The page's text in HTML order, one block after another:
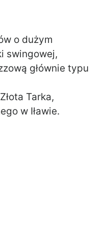
o dużym
swingowej,
głównie typu
Tarka,
w Iławie.